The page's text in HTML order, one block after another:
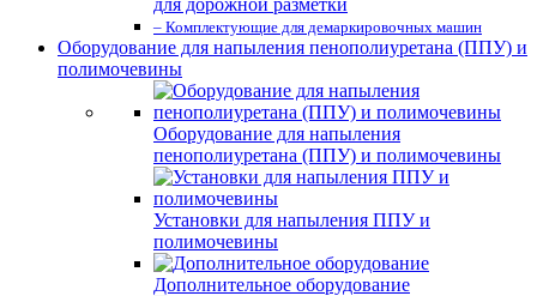
для дорожной разметки
– Комплектующие для демаркировочных машин
Оборудование для напыления пенополиуретана (ППУ) и
полимочевины
Оборудование для напыления
пенополиуретана (ППУ) и полимочевины
Установки для напыления ППУ и
полимочевины
Дополнительное оборудование